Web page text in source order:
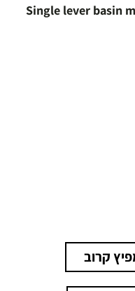
Single lever basin
קרוב